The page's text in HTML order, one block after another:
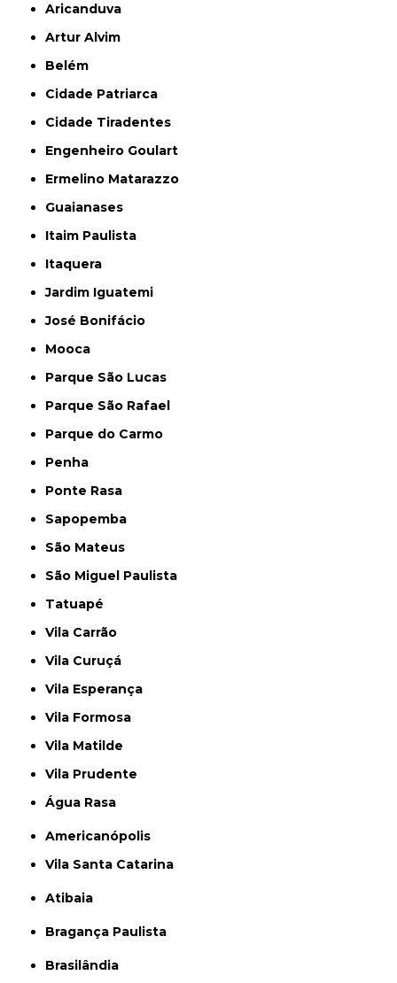
Aricanduva
Artur Alvim
Belém
Cidade Patriarca
Cidade Tiradentes
Engenheiro Goulart
Ermelino Matarazzo
Guaianases
Itaim Paulista
Itaquera
Jardim Iguatemi
José Bonifácio
Mooca
Parque São Lucas
Parque São Rafael
Parque do Carmo
Penha
Ponte Rasa
Sapopemba
São Mateus
São Miguel Paulista
Tatuapé
Vila Carrão
Vila Curuçá
Vila Esperança
Vila Formosa
Vila Matilde
Vila Prudente
Água Rasa
Americanópolis
Vila Santa Catarina
Atibaia
Bragança Paulista
Brasilândia